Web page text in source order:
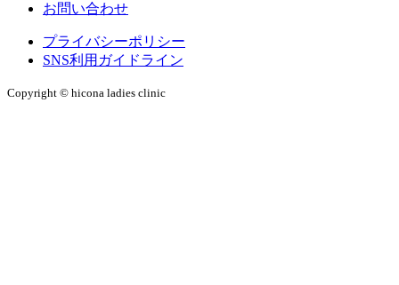
お問い合わせ
プライバシーポリシー
SNS利用ガイドライン
Copyright © hicona ladies clinic